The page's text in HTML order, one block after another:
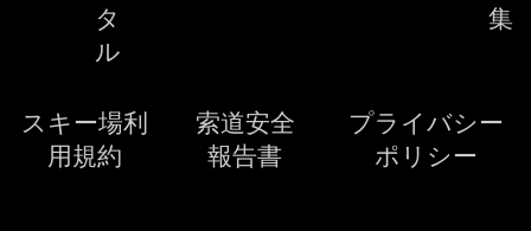
タ
ル
集
スキー場利
用規約
索道安全
報告書
プライバシー
ポリシー